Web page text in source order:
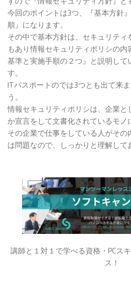
今回のポイントは3つ、『基本方針
順』になります。
その中で基本方針は、セキュリテ
もあり情報セキュリティポリシの
基準と実施手順の２つ』と説明して
す。
ITパスポートのでは3つとも出て来
う。
情報セキュリティポリシは、企業
か宣言をして文書化されているモノ
その企業で仕事をしている人がそ
は問題なので、しっかりと理解して
講師と１対１で学べる資格・PCス
ス！